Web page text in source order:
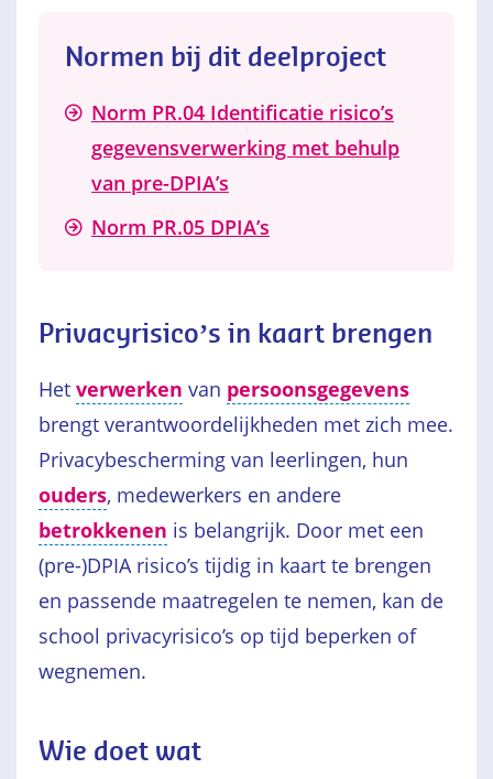
Normen bij dit deelproject
Norm PR.04 Identificatie risico’s
gegevensverwerking met behulp
van pre-DPIA’s
Norm PR.05 DPIA’s
Privacyrisico’s in kaart brengen
Het verwerken van persoonsgegevens
brengt verantwoordelijkheden met zich mee.
Privacybescherming van leerlingen, hun
ouders, medewerkers en andere
betrokkenen is belangrijk. Door met een
(pre-)DPIA risico’s tijdig in kaart te brengen
en passende maatregelen te nemen, kan de
school privacyrisico’s op tijd beperken of
wegnemen.
Wie doet wat